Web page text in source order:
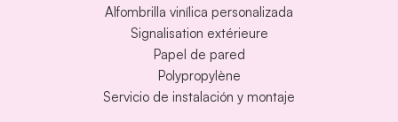
Alfombrilla vinílica personalizada
Signalisation extérieure
Papel de pared
Polypropylène
Servicio de instalación y montaje